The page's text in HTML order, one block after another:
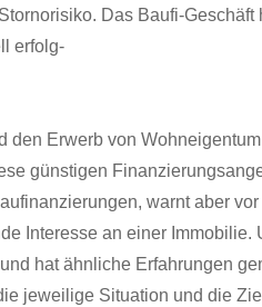
Das Bau­fi-
erfolg-
Erwerb von
gün­sti­gen
warnt aber
Inter­esse an ein­er
hat ähn­liche Erfahrun­gen
jew­eilige Sit­u­a­tion und die